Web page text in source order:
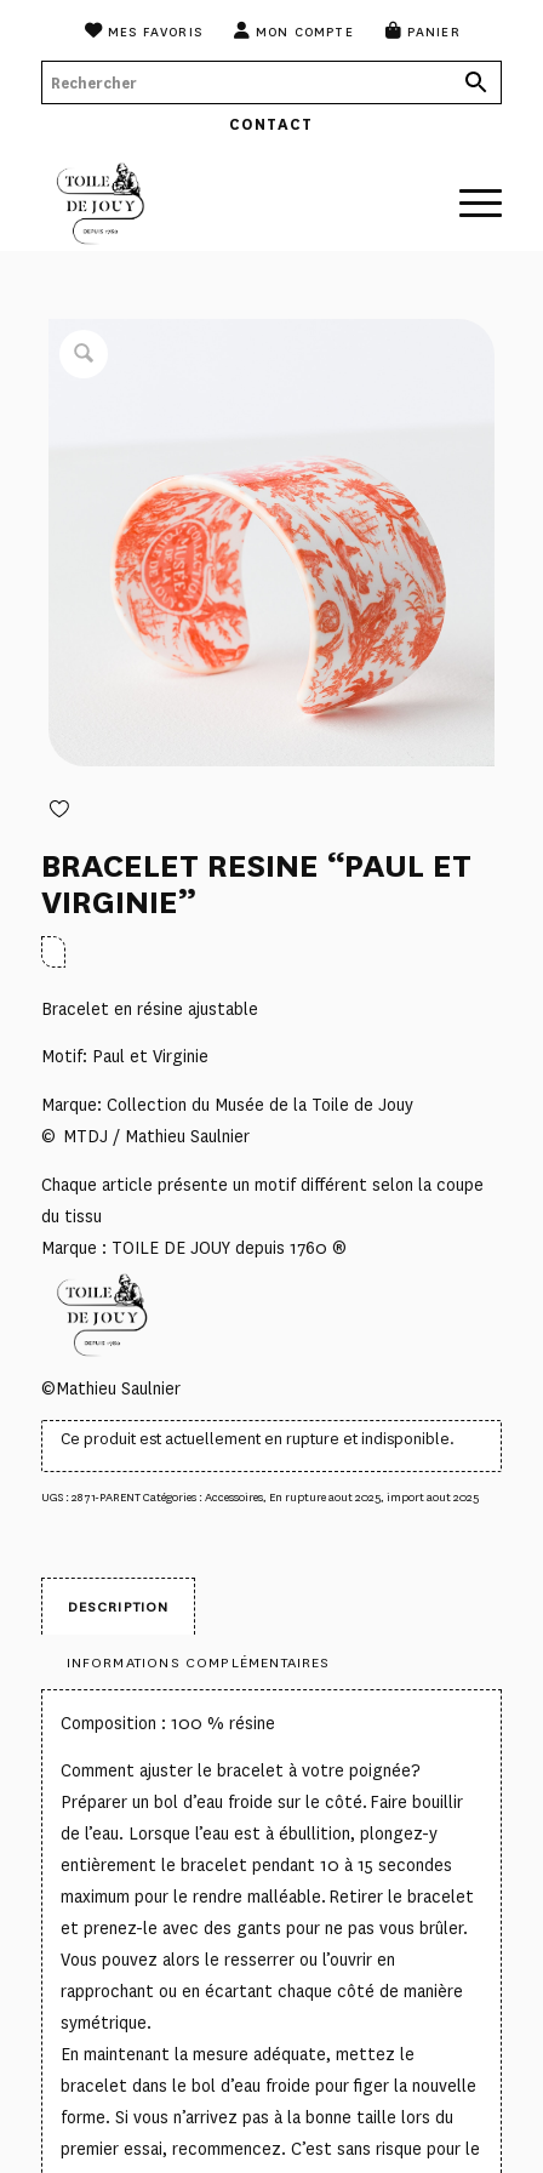
MES FAVORIS MON COMPTE PANIER
CONTACT
BRACELET RESINE “PAUL ET
VIRGINIE”
Bracelet en résine ajustable
Motif: Paul et Virginie
Marque: Collection du Musée de la Toile de Jouy
© MTDJ / Mathieu Saulnier
Chaque article présente un motif différent selon la coupe
du tissu
Marque : TOILE DE JOUY depuis 1760 ®
©Mathieu Saulnier
Ce produit est actuellement en rupture et indisponible.
UGS :2871-PARENTCatégories :Accessoires, En rupture aout 2025, import aout 2025
DESCRIPTION
INFORMATIONS COMPLÉMENTAIRES
Composition : 100 % résine
Comment ajuster le bracelet à votre poignée?
Préparer un bol d’eau froide sur le côté. Faire bouillir
de l’eau. Lorsque l’eau est à ébullition, plongez-y
entièrement le bracelet pendant 10 à 15 secondes
maximum pour le rendre malléable. Retirer le bracelet
et prenez-le avec des gants pour ne pas vous brûler.
Vous pouvez alors le resserrer ou l’ouvrir en
rapprochant ou en écartant chaque côté de manière
symétrique.
En maintenant la mesure adéquate, mettez le
bracelet dans le bol d’eau froide pour figer la nouvelle
forme. Si vous n’arrivez pas à la bonne taille lors du
premier essai, recommencez. C’est sans risque pour le